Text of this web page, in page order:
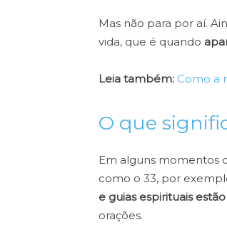
Mas não para por aí.
vida, que é quando
Leia também: Como a
O que
Em alguns momentos
como o 33, por
e guias espirituais
orações.